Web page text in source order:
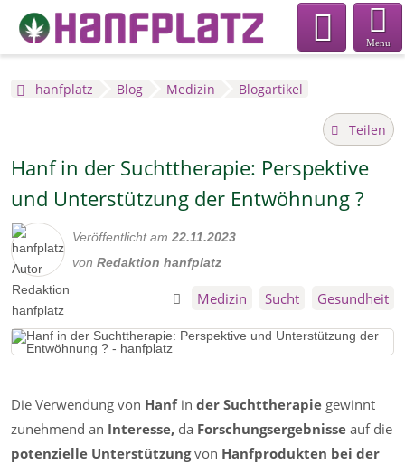
Menu
hanfplatz Blog Medizin Blogartikel
Teilen
Hanf in der Suchttherapie: Perspektive
und Unterstützung der Entwöhnung ?
Veröffentlicht am 22.11.2023
von Redaktion hanfplatz
Medizin Sucht Gesundheit
Die Verwendung von Hanf in der Suchttherapie gewinnt
zunehmend an Interesse, da Forschungsergebnisse auf die
potenzielle Unterstützungvon Hanfprodukten bei der